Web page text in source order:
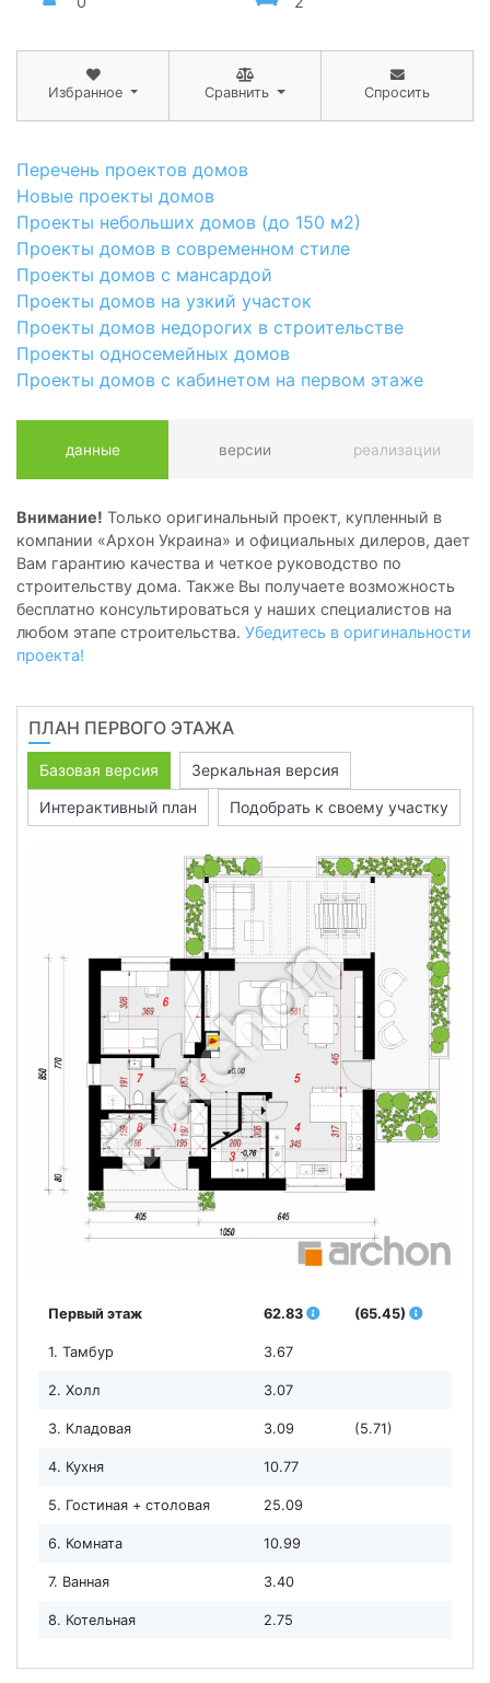
Избранное Сравнить Спросить
Перечень проектов домов
Новые проекты домов
Проекты небольших домов (до 150 м2)
Проекты домов в современном стиле
Проекты домов с мансардой
Проекты домов на узкий участок
Проекты домов недорогих в строительстве
Проекты односемейных домов
Проекты домов с кабинетом на первом этаже
данные версии реализации
Внимание! Только оригинальный проект, купленный в
компании «Архон Украина» и официальных дилеров, дает
Вам гарантию качества и четкое руководство по
строительству дома. Также Вы получаете возможность
бесплатно консультироваться у наших специалистов на
любом этапе строительства. Убедитесь в оригинальности
проекта!
ПЛАН ПЕРВОГО ЭТАЖА
Базовая версия
Зеркальная версия
Интерактивный план
Подобрать к своему участку
Первый этаж 62.83 (65.45)
1. Тамбур 3.67
2. Холл 3.07
3. Кладовая 3.09 (5.71)
4. Кухня 10.77
5. Гостиная + столовая 25.09
6. Комната 10.99
7. Ванная 3.40
8. Котельная 2.75